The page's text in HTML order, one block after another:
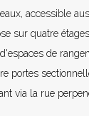
accessible
sur quatre
de
portes
via la rue